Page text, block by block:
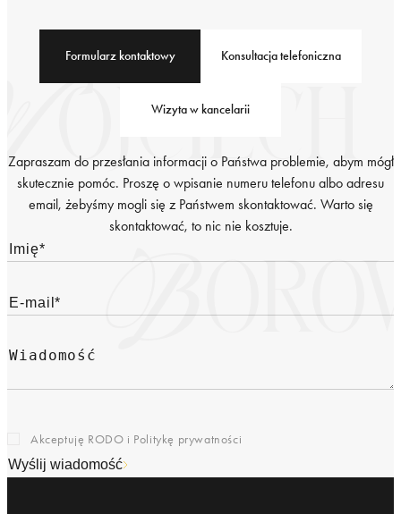
Formularz kontaktowy Konsultacja telefoniczna
Wizyta w kancelarii
Zapraszam do przesłania informacji o Państwa problemie, abym mógł
skutecznie pomóc. Proszę o wpisanie numeru telefonu albo adresu
email, żebyśmy mogli się z Państwem skontaktować. Warto się
skontaktować, to nic nie kosztuje.
Akceptuję RODO i Politykę prywatności
Wyślij wiadomość